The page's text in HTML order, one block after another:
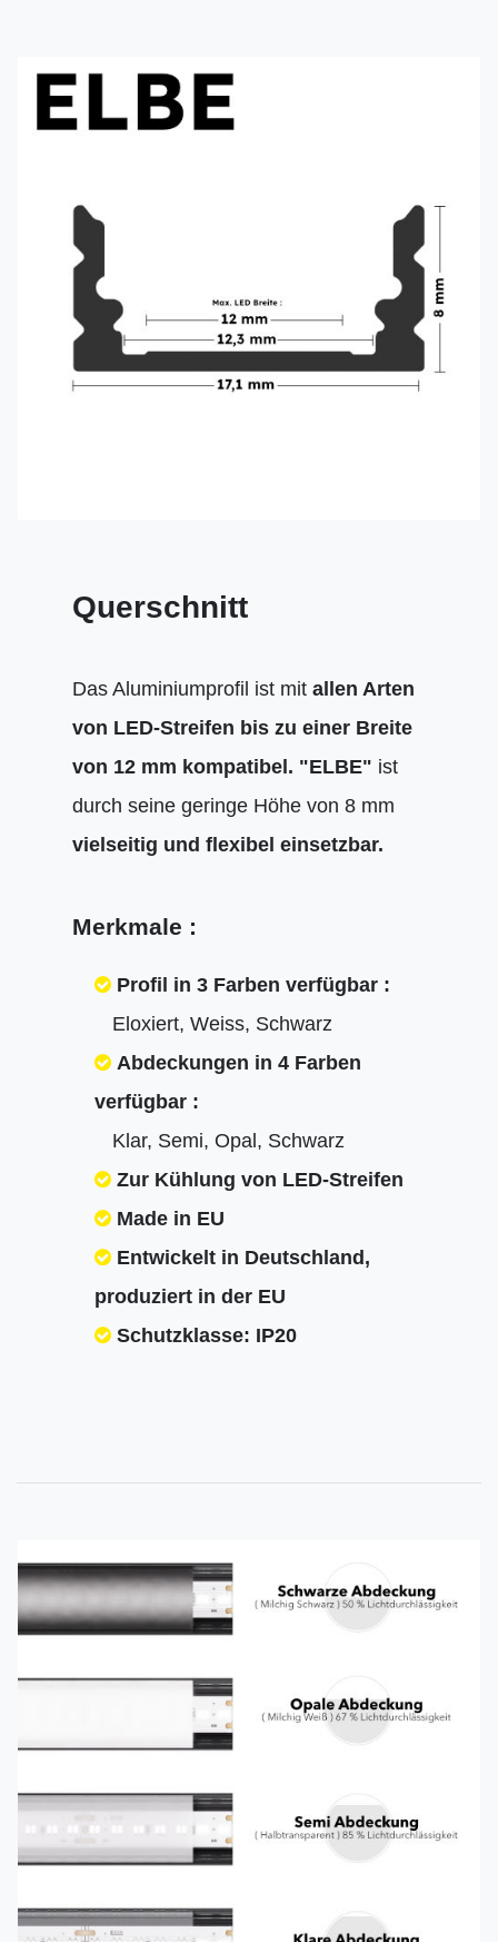
Querschnitt
Das Aluminiumprofil ist mit allen Arten
von LED-Streifen bis zu einer Breite
von 12 mm kompatibel. "ELBE" ist
durch seine geringe Höhe von 8 mm
vielseitig und flexibel einsetzbar.
Merkmale :
Profil in 3 Farben verfügbar :
Eloxiert, Weiss, Schwarz
Abdeckungen in 4 Farben
verfügbar :
Klar, Semi, Opal, Schwarz
Zur Kühlung von LED-Streifen
Made in EU
Entwickelt in Deutschland,
produziert in der EU
Schutzklasse: IP20